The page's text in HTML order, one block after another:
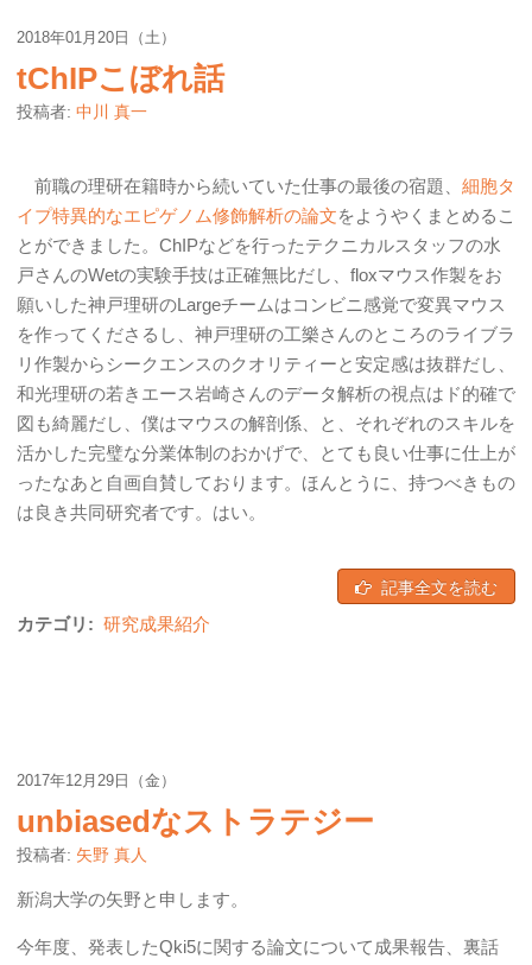
2018年01月20日（土）
tChIPこぼれ話
投稿者: 中川 真一
前職の理研在籍時から続いていた仕事の最後の宿題、 細胞タ
イプ特異的なエピゲノム修飾解析の論文をようやくまとめるこ
とができました。ChIPなどを行ったテクニカルスタッフの水
戸さんのWetの実験手技は正確無比だし、floxマウス作製をお
願いした神戸理研のLargeチームはコンビニ感覚で変異マウス
を作ってくださるし、神戸理研の工樂さんのところのライブラ
リ作製からシークエンスのクオリティーと安定感は抜群だし、
和光理研の若きエース岩崎さんのデータ解析の視点はド的確で
図も綺麗だし、僕はマウスの解剖係、と、それぞれのスキルを
活かした完璧な分業体制のおかげで、とても良い仕事に仕上が
ったなあと自画自賛しております。ほんとうに、持つべきもの
は良き共同研究者です。はい。
記事全文を読む
カテゴリ: 研究成果紹介
2017年12月29日（金）
unbiasedなストラテジー
投稿者: 矢野 真人
新潟大学の矢野と申します。
今年度、発表したQki5に関する論文について成果報告、裏話